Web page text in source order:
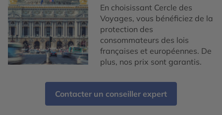
En choisissant Cercle des
Voyages, vous bénéficiez de la
protection des
consommateurs des lois
françaises et européennes. De
plus, nos prix sont garantis.
Contacter un conseiller expert